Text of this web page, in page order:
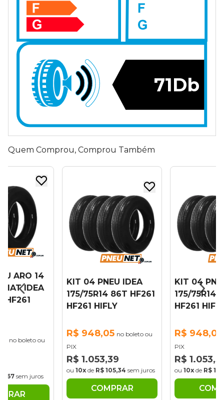
71Db
Quem Comprou, Comprou Também
ARO 14
FIAT IDEA
HF261
no boleto ou
sem juros
KIT 04 PNEU IDEA
175/75R14 86T HF261
HF261 HIFLY
R$ 948,05 no boleto ou
PIX
R$ 1.053,39
ou 10x de R$ 105,34 sem juros
COMPRAR
KIT 04
175/75R14
HF261
R$ 948,05
PIX
R$
ou 10x de R$